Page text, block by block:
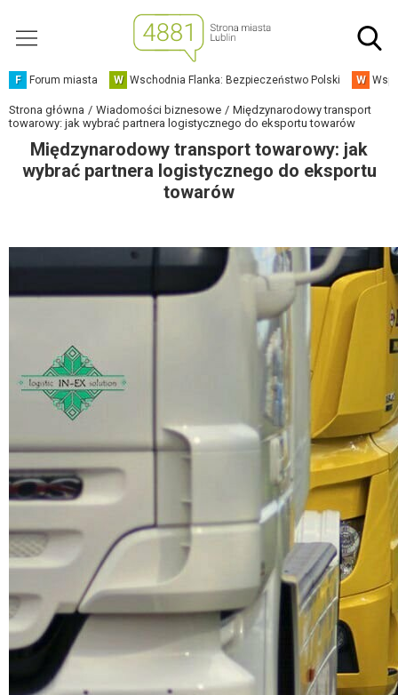
F Forum miasta W Wschodnia Flanka: Bezpieczeństwo Polski W
Strona główna Wiadomości biznesowe
Międzynarodowy transport
towarowy: jak wybrać partnera logistycznego do eksportu towarów
Międzynarodowy transport towarowy: jak
wybrać partnera logistycznego do eksportu
towarów